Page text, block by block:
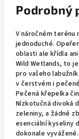
Podrobný
V náročném terénu
jednoduché.
oblasti ale křídla
Wild Wetlands, to
pro vašeho
v čerstvém i
Pečená křepelka
Nízkotučná divoká
zeleniny, a žádné
esenciální kyseliny
dokonale vyvážené.